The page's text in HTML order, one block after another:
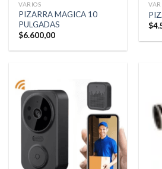
VARIOS
PIZARRA MAGICA 10
PULGADAS
$6.600,00
$